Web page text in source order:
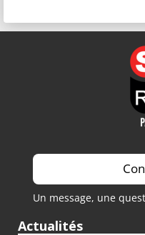
Un message, une
Actualités